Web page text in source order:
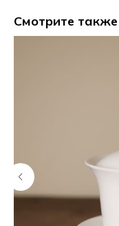
Смотрите также